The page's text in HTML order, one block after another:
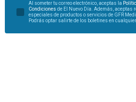
Al someter tu correo electrónico, aceptas la
Condiciones de El Nuevo Día. Además, aceptas
especiales de productos o servicios de GFR
Podrás optar salirte de los boletines en